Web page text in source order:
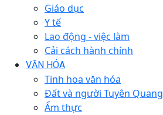
Giáo dục
Y tế
Lao động - việc làm
Cải cách hành chính
VĂN HÓA
Tinh hoa văn hóa
Đất và người Tuyên Quang
Ẩm thực